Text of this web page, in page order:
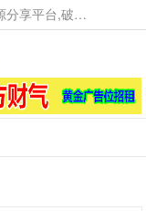
咸鱼资源网【www.xianyuai.cn】全网精品资源分享平台,破解软件,技术源码,火爆项目,工具辅助,这里无所不有。